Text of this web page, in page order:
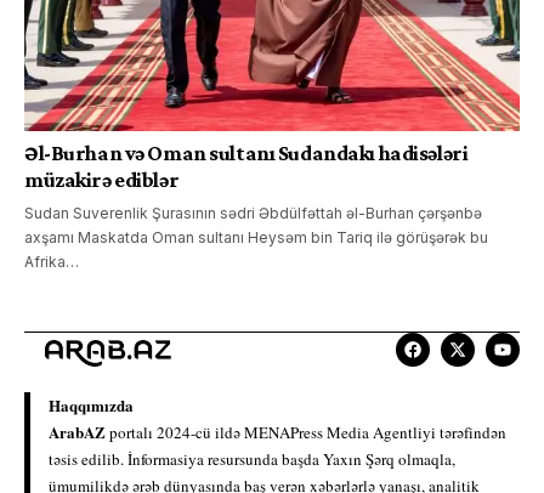
Əl-Burhan və Oman sultanı Sudandakı hadisələri
müzakirə ediblər
Sudan Suverenlik Şurasının sədri Əbdülfəttah əl-Burhan çərşənbə
axşamı Maskatda Oman sultanı Heysəm bin Tariq ilə görüşərək bu
Afrika…
Haqqımızda
ArabAZportalı 2024-cü ildə MENAPress Media Agentliyi tərəfindən
təsis edilib. İnformasiya resursunda başda Yaxın Şərq olmaqla,
ümumilikdə ərəb dünyasında baş verən xəbərlərlə yanaşı, analitik